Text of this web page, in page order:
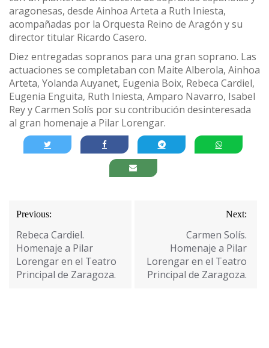
aragonesas, desde Ainhoa Arteta a Ruth Iniesta,
acompañadas por la Orquesta Reino de Aragón y su
director titular Ricardo Casero.
Diez entregadas sopranos para una gran soprano. Las
actuaciones se completaban con Maite Alberola, Ainhoa
Arteta, Yolanda Auyanet, Eugenia Boix, Rebeca Cardiel,
Eugenia Enguita, Ruth Iniesta, Amparo Navarro, Isabel
Rey y Carmen Solís por su contribución desinteresada
al gran homenaje a Pilar Lorengar.
Navegación
de
entradas
Previous:
Rebeca Cardiel.
Homenaje a Pilar
Lorengar en el Teatro
Principal de Zaragoza.
Next:
Carmen Solís.
Homenaje a Pilar
Lorengar en el Teatro
Principal de Zaragoza.